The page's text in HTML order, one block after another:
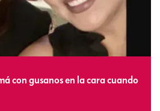
con gusanos en la cara cuando